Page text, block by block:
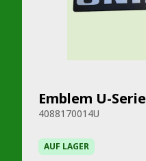
Emblem U-Serie
4088170014U
AUF LAGER